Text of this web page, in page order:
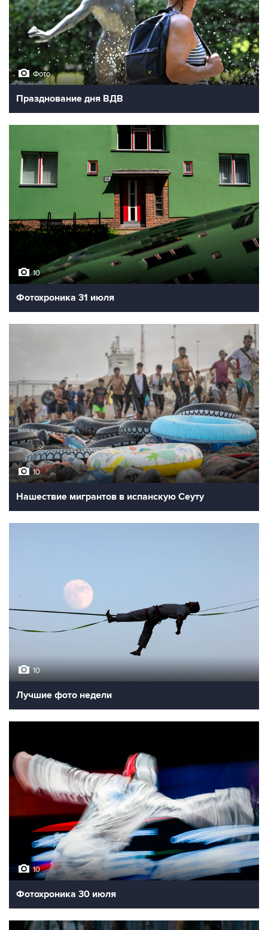
Фото
Празднование дня ВДВ
10
Фотохроника 31 июля
10
Нашествие мигрантов в испанскую Сеуту
10
Лучшие фото недели
10
Фотохроника 30 июля